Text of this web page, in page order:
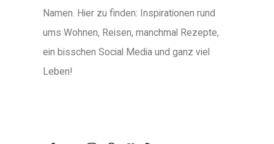
Namen. Hier zu finden: Inspirationen rund
ums Wohnen, Reisen, manchmal Rezepte,
ein bisschen Social Media und ganz viel
Leben!